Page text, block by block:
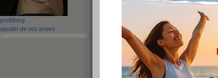
profil blog
ajouter de vos amies
Courbaturée de